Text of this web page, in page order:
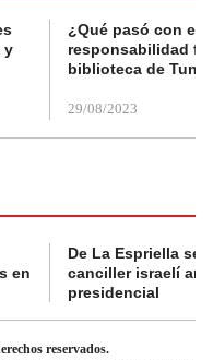
y
¿Qué pasó con el
responsabilidad
biblioteca de
29/08/2023
en
De La Espriella se
canciller israelí
presidencial
reservados.